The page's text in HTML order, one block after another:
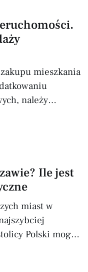
powodów trafiają
to spowo
mieszkania
należy
za jaką
i sprzedażą
* koszty
koszty
jak
Ile jest
Polski mogą
rozwiniętą